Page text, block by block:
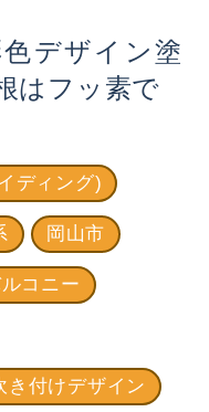
デザイン塗
はフッ素で
ディング)
岡山市
コニー
き付けデザイン